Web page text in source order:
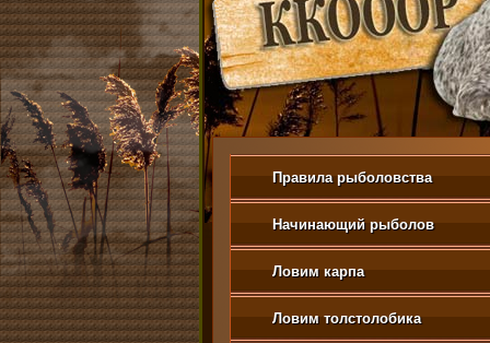
Правила рыболовства
Начинающий рыболов
Ловим карпа
Ловим толстолобика